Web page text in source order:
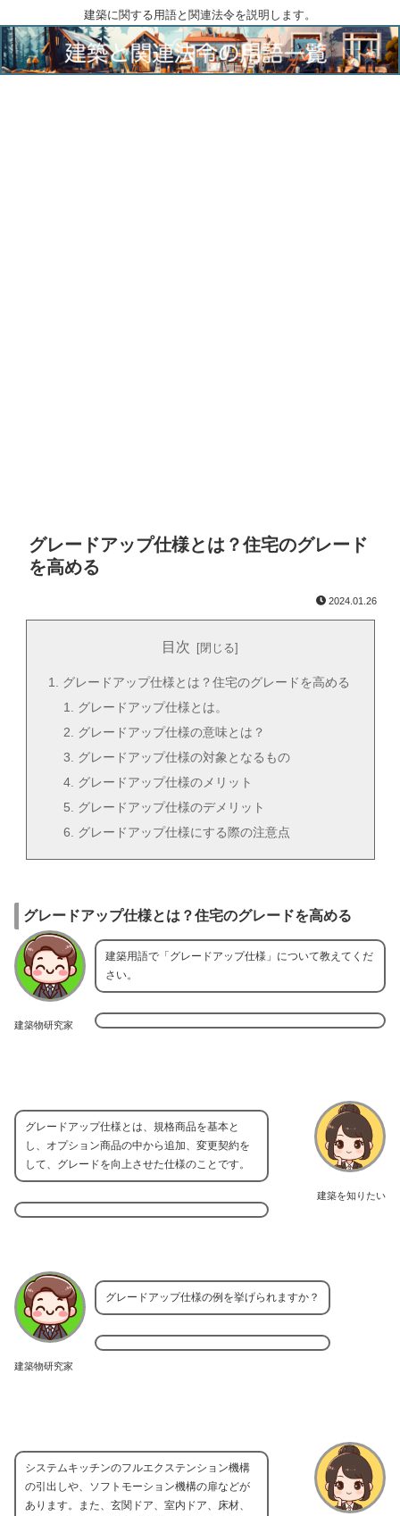
建築に関する用語と関連法令を説明します。
グレードアップ仕様とは？住宅のグレード
を高める
2024.01.26
目次
グレードアップ仕様とは？住宅のグレードを高める
グレードアップ仕様とは。
グレードアップ仕様の意味とは？
グレードアップ仕様の対象となるもの
グレードアップ仕様のメリット
グレードアップ仕様のデメリット
グレードアップ仕様にする際の注意点
グレードアップ仕様とは？住宅のグレードを高める
建築物研究家
建築用語で「グレードアップ仕様」について教えてくだ
さい。
建築を知りたい
グレードアップ仕様とは、規格商品を基本と
し、オプション商品の中から追加、変更契約を
して、グレードを向上させた仕様のことです。
建築物研究家
グレードアップ仕様の例を挙げられますか？
システムキッチンのフルエクステンション機構
の引出しや、ソフトモーション機構の扉などが
あります。また、玄関ドア、室内ドア、床材、